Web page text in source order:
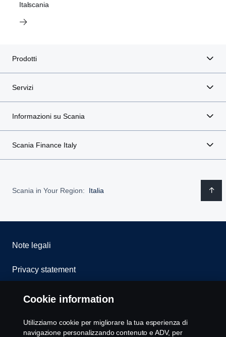
Italscania
Prodotti
Servizi
Informazioni su Scania
Scania Finance Italy
Scania in Your Region: Italia
Note legali
Privacy statement
Cookies
Whistleblowing
Cookie information
Utilizziamo cookie per migliorare la tua esperienza di
navigazione personalizzando contenuto e ADV, per